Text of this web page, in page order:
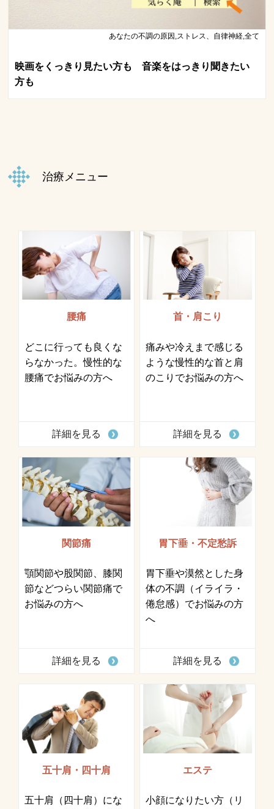
あなたの不調の原因,ストレス、自律神経,全て
映画をくっきり見たい方も 音楽をはっきり聞きたい
方も
治療メニュー
腰痛
どこに行っても良くな
らなかった。慢性的な
腰痛でお悩みの方へ
詳細を見る
首・肩こり
痛みや冷えまで感じる
ような慢性的な首と肩
のこりでお悩みの方へ
詳細を見る
関節痛
顎関節や股関節、膝関
節などつらい関節痛で
お悩みの方へ
詳細を見る
胃下垂・不定愁訴
胃下垂や漠然とした身
体の不調（イライラ・
倦怠感）でお悩みの方
へ
詳細を見る
五十肩・四十肩
五十肩（四十肩）にな
エステ
小顔になりたい方（リ